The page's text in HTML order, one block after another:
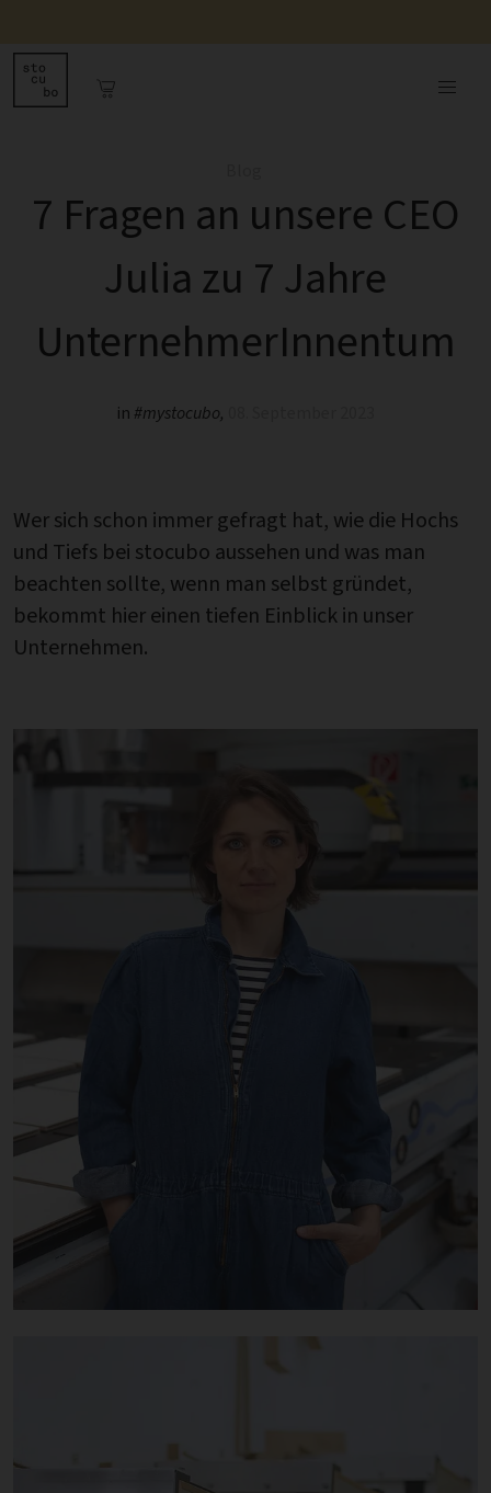
7 Fragen an unsere CEO
Julia zu 7 Jahre
UnternehmerInnentum
in #mystocubo,
Wer sich schon immer gefragt hat, wie die Hochs
und Tiefs bei stocubo aussehen und was man
beachten sollte, wenn man selbst gründet,
bekommt hier einen tiefen Einblick in unser
Unternehmen.